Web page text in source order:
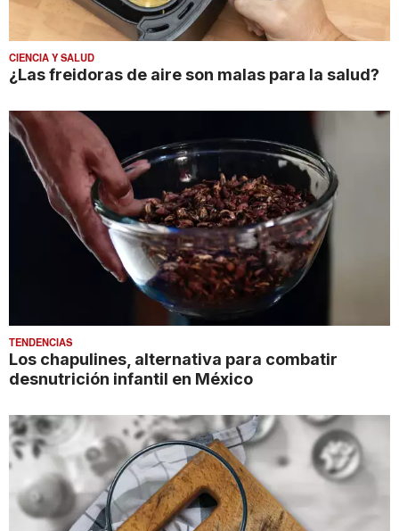
CIENCIA Y SALUD
¿Las freidoras de aire son malas para la salud?
TENDENCIAS
Los chapulines, alternativa para combatir
desnutrición infantil en México